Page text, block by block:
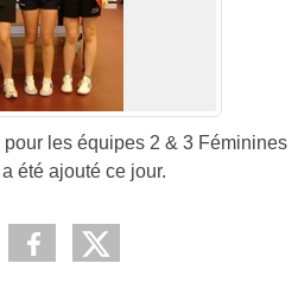
les équipes 2 & 3 Féminines
été ajouté ce jour.